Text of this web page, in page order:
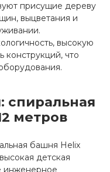
присущие дереву
выцветания и
высокую
конструкций, что
спиральная
метров
башня Helix
детская
инженерное